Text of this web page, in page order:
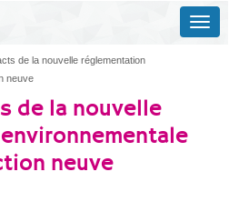
de la nouvelle réglementation
neuve
de la nouvelle
neuve